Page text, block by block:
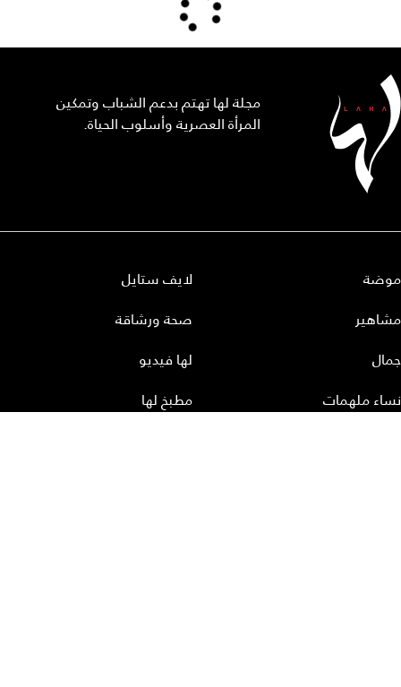
مجلة لها تهتم بدعم الشباب وتمكين
المرأة العصرية وأسلوب الحياة.
موضة
مشاهير
جمال
نساء ملهمات
لايف ستايل
صحة ورشاقة
لها فيديو
مطبخ لها